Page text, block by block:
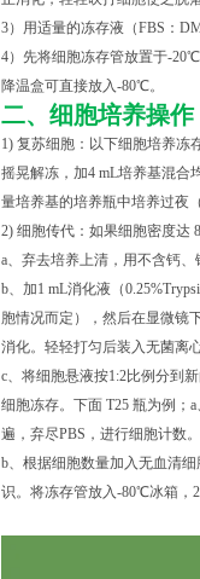
3）用适量的冻存液（FBS：
4）先将细胞冻存管放置于-
降温盒可直接放入-80℃。
二、细胞培养操作
1) 复苏细胞：以下细胞培养冻
摇晃解冻，加4 mL培养基混合
量培养基的培养瓶中培养过夜
2) 细胞传代：如果细胞密度达
a、弃去培养上清，用不含钙
b、加1 mL消化液（
胞情况而定），然后在显微镜
消化。轻轻打匀后装入无菌离
c、将细胞悬液按1:2比例分到
细胞冻存。下面 T25 瓶为例；
遍，弃尽PBS，进行细胞计数。
b、根据细胞数量加入无血清
识。将冻存管放入-80℃冰箱，